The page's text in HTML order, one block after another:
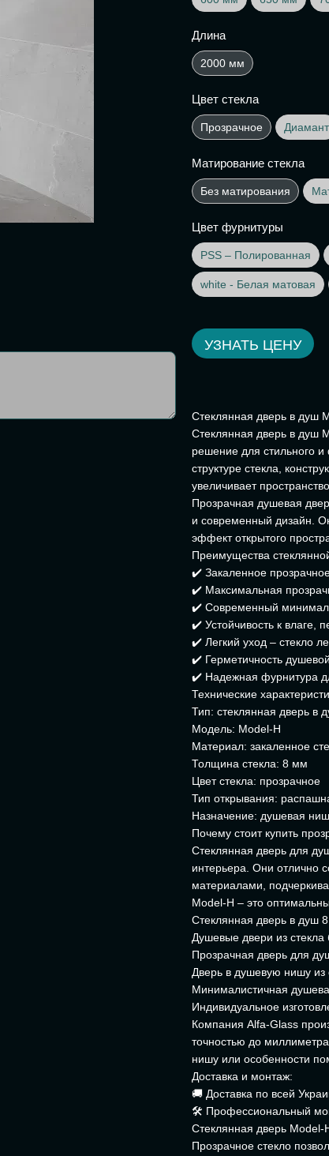
Длина
2000 мм
Цвет стекла
Прозрачное Диамант
Матирование стекла
Без матирования
Цвет фурнитуры
PSS – Полированная
white - Белая матовая
УЗНАТЬ ЦЕНУ
Стеклянная дверь в душ
Стеклянная дверь в душ
решение для стильного и
структуре стекла,
увеличивает
Прозрачная душевая
и современный дизайн.
эффект открытого
Преимущества
✔️ Закаленное
✔️ Максимальная
✔️ Современный
✔️ Устойчивость к влаге,
✔️ Легкий уход – стекло
✔️ Герметичность
✔️ Надежная фурнитура
Технические
Тип: стеклянная дверь в
Модель: Model-H
Материал: закаленное
Толщина стекла: 8 мм
Цвет стекла: прозрачное
Тип открывания:
Назначение: душевая
Почему стоит купить
Стеклянная дверь для
интерьера. Они отлично
материалами,
Model-H – это
Стеклянная дверь в душ
Душевые двери из стекла
Прозрачная дверь для
Дверь в душевую нишу из
Минималистичная
Индивидуальное
Компания Alfa-Glass
точностью до
нишу или особенности
Доставка и монтаж:
🚚 Доставка по всей
🛠 Профессиональный
Стеклянная дверь Model-
Прозрачное стекло